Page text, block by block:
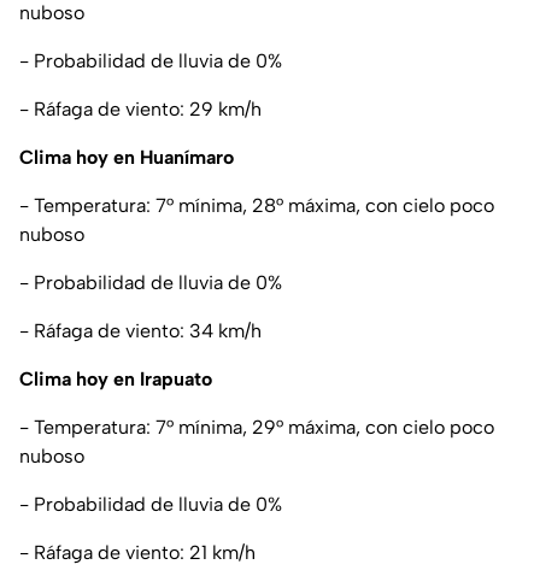
nuboso
- Probabilidad de lluvia de 0%
- Ráfaga de viento: 29 km/h
Clima hoy en Huanímaro
- Temperatura: 7° mínima, 28° máxima, con cielo poco
nuboso
- Probabilidad de lluvia de 0%
- Ráfaga de viento: 34 km/h
Clima hoy en Irapuato
- Temperatura: 7° mínima, 29° máxima, con cielo poco
nuboso
- Probabilidad de lluvia de 0%
- Ráfaga de viento: 21 km/h